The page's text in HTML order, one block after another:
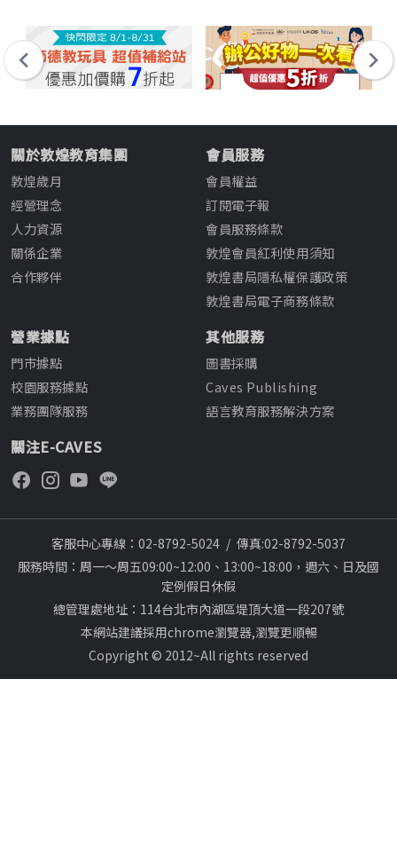
關於敦煌教育集團
敦煌歲月
經營理念
人力資源
關係企業
合作夥伴
會員服務
會員權益
訂閱電子報
會員服務條款
敦煌會員紅利使用須知
敦煌書局隱私權保護政策
敦煌書局電子商務條款
營業據點
門市據點
校園服務據點
業務團隊服務
其他服務
圖書採購
Caves Publishing
語言教育服務解決方案
關注E-CAVES
客服中心專線：02-8792-5024 / 傳真:02-8792-5037
服務時間：周一～周五09:00~12:00、13:00~18:00，週六、日及國
定例假日休假
總管理處地址：114台北市內湖區堤頂大道一段207號
本網站建議採用chrome瀏覽器,瀏覽更順暢
Copyright © 2012~All rights reserved